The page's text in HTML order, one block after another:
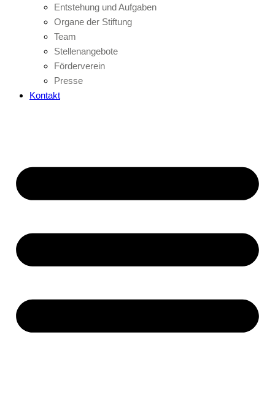
Entstehung und Aufgaben
Organe der Stiftung
Team
Stellenangebote
Förderverein
Presse
Kontakt